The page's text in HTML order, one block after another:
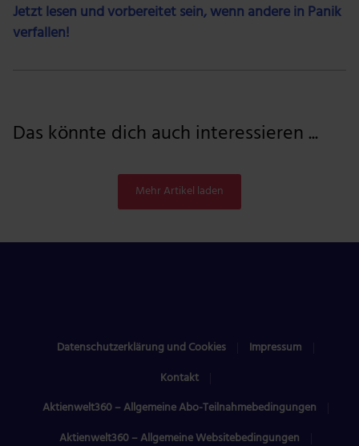
Jetzt lesen und vorbereitet sein, wenn andere in Panik
verfallen!
Das könnte dich auch interessieren ...
Mehr Artikel laden
Datenschutzerklärung und Cookies
Impressum
Kontakt
Aktienwelt360 – Allgemeine Abo-Teilnahmebedingungen
Aktienwelt360 – Allgemeine Websitebedingungen